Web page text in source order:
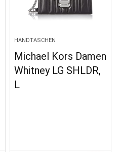
HANDTASCHEN
Michael Kors Damen
Whitney LG SHLDR,
L